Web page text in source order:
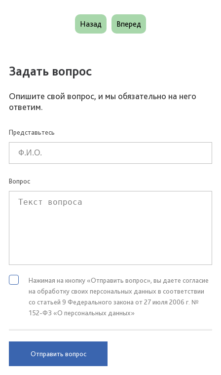
Назад Вперед
Задать вопрос
Опишите свой вопрос, и мы обязательно на него
ответим.
Представьтесь
Вопрос
Нажимая на кнопку «Отправить вопрос», вы даете согласие
на обработку своих персональных данных в соответствии
со статьей 9 Федерального закона от 27 июля 2006 г. №
152-ФЗ «О персональных данных»
Отправить вопрос